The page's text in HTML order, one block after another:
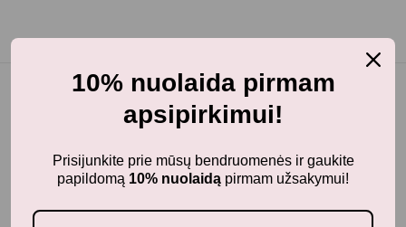
kokybiškus ir stilingus daiktus savo vaikams!
Parduotuvė
10% nuolaida pirmam
apsipirkimui!
Prisijunkite prie mūsų bendruomenės ir gaukite
papildomą 10% nuolaidą pirmam užsakymui!